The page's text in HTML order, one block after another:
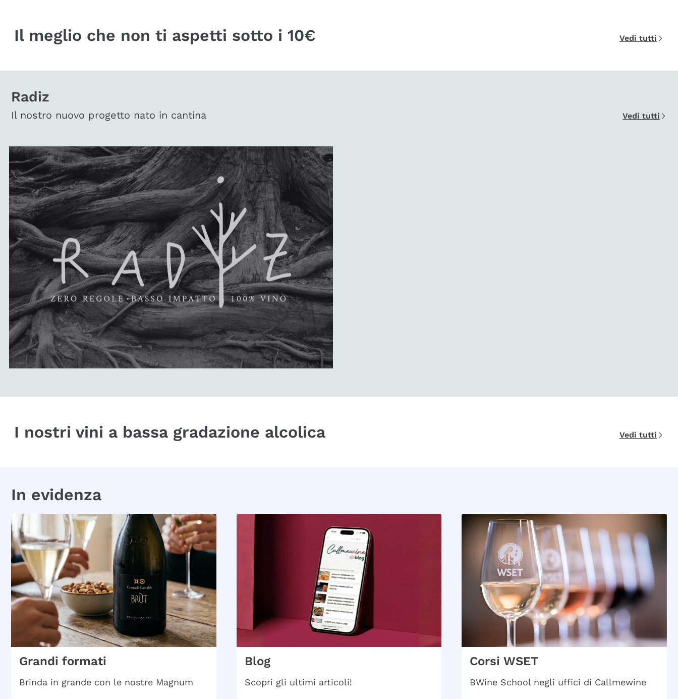
Il meglio che non ti aspetti sotto i 10€ Vedi tutti
Radiz
Il nostro nuovo progetto nato in cantina Vedi tutti
I nostri vini a bassa gradazione alcolica Vedi tutti
In evidenza
Grandi formati
Brinda in grande con le nostre Magnum
Blog
Scopri gli ultimi articoli!
Corsi WSET
BWine School negli uffici di Callmewine